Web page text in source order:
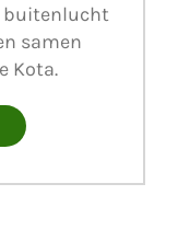
buitenlucht
samen
Kota.